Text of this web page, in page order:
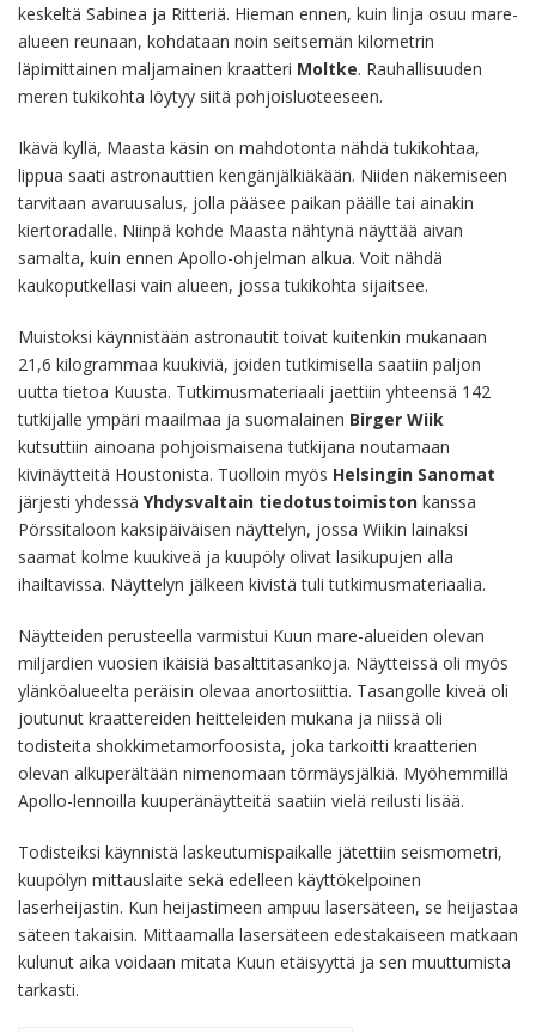
keskeltä Sabinea ja Ritteriä. Hieman ennen, kuin linja osuu mare-
alueen reunaan, kohdataan noin seitsemän kilometrin
läpimittainen maljamainen kraatteri Moltke. Rauhallisuuden
meren tukikohta löytyy siitä pohjoisluoteeseen.
Ikävä kyllä, Maasta käsin on mahdotonta nähdä tukikohtaa,
lippua saati astronauttien kengänjälkiäkään. Niiden näkemiseen
tarvitaan avaruusalus, jolla pääsee paikan päälle tai ainakin
kiertoradalle. Niinpä kohde Maasta nähtynä näyttää aivan
samalta, kuin ennen Apollo-ohjelman alkua. Voit nähdä
kaukoputkellasi vain alueen, jossa tukikohta sijaitsee.
Muistoksi käynnistään astronautit toivat kuitenkin mukanaan
21,6 kilogrammaa kuukiviä, joiden tutkimisella saatiin paljon
uutta tietoa Kuusta. Tutkimusmateriaali jaettiin yhteensä 142
tutkijalle ympäri maailmaa ja suomalainen Birger Wiik
kutsuttiin ainoana pohjoismaisena tutkijana noutamaan
kivinäytteitä Houstonista. Tuolloin myös Helsingin Sanomat
järjesti yhdessä Yhdysvaltain tiedotustoimiston kanssa
Pörssitaloon kaksipäiväisen näyttelyn, jossa Wiikin lainaksi
saamat kolme kuukiveä ja kuupöly olivat lasikupujen alla
ihailtavissa. Näyttelyn jälkeen kivistä tuli tutkimusmateriaalia.
Näytteiden perusteella varmistui Kuun mare-alueiden olevan
miljardien vuosien ikäisiä basalttitasankoja. Näytteissä oli myös
ylänköalueelta peräisin olevaa anortosiittia. Tasangolle kiveä oli
joutunut kraattereiden heitteleiden mukana ja niissä oli
todisteita shokkimetamorfoosista, joka tarkoitti kraatterien
olevan alkuperältään nimenomaan törmäysjälkiä. Myöhemmillä
Apollo-lennoilla kuuperänäytteitä saatiin vielä reilusti lisää.
Todisteiksi käynnistä laskeutumispaikalle jätettiin seismometri,
kuupölyn mittauslaite sekä edelleen käyttökelpoinen
laserheijastin. Kun heijastimeen ampuu lasersäteen, se heijastaa
säteen takaisin. Mittaamalla lasersäteen edestakaiseen matkaan
kulunut aika voidaan mitata Kuun etäisyyttä ja sen muuttumista
tarkasti.